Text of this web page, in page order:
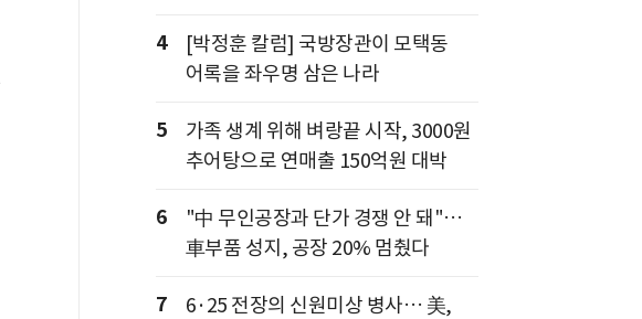
4
[박정훈 칼럼] 국방장관이 모택동
어록을 좌우명 삼은 나라
5
가족 생계 위해 벼랑끝 시작, 3000원
추어탕으로 연매출 150억원 대박
6
"中 무인공장과 단가 경쟁 안 돼"…
車부품 성지, 공장 20% 멈췄다
7
6·25 전장의 신원미상 병사… 美,